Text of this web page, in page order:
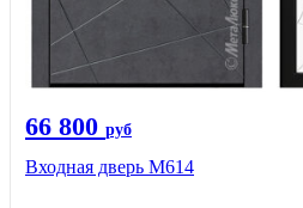
66 800 руб
Входная дверь М614